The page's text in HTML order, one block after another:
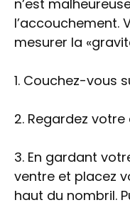
n’est
l’accouchement.
mesurer la
1. Couchez-vous
2. Regardez
3. En gardant
ventre et placez
haut du nombril.